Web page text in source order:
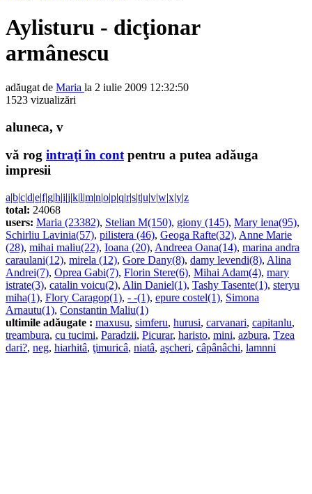
Aylisturu - dicţionar
armânescu
adăugat de Maria la 2 iulie 2009 12:32:50
1523 vizualizări
aluneca, v
vă rog intraţi în contpentru a putea adăuga
impresii
a|b|c|d|e|f|g|h|i|j|k|l|m|n|o|p|q|r|s|t|u|v|w|x|y|z
total: 24068
users: Maria (23382), Stelian M(150), giony (145), Mary lena(95),
Schirliu Lavinia(57), pilistera (46), Geoga Rafte(32), Anne Marie
(28), mihai maliu(22), Ioana (20), Andreea Oana(14), marina andra
caraulani(12), mirela (12), Gore Dany(8), damy levendi(8), Alina
Andrei(7), Oprea Gabi(7), Florin Stere(6), Mihai Adam(4), mary
istrate(3), catalin voicu(2), Alin Daniel(1), Tashy Tasente(1), steryu
miha(1), Flory Caragop(1), - -(1), epure costel(1), Simona
Arnautu(1), Constantin Maliu(1)
ultimile adăugate : maxusu, simferu, hurusi, carvanari, capitanlu,
treambura, cu tucimi, Paradzii, Picurar, haristo, mini, azbura, Tzea
dari?, neg, hiarhitâ, ţimuricâ, niatâ, aşcheri, câpânâchi, lamnni